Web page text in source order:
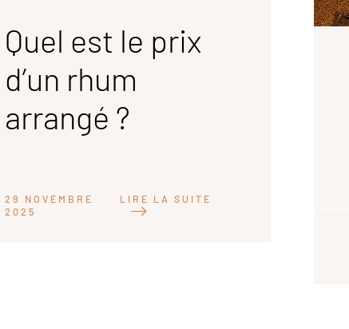
Quel est le prix
d’un rhum
arrangé ?
29 NOVEMBRE
2025
LIRE LA SUITE